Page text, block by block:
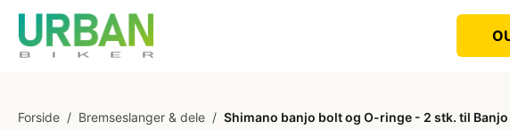
Forside / Bremseslanger & dele / Shimano banjo bolt og O-ringe - 2 stk. til